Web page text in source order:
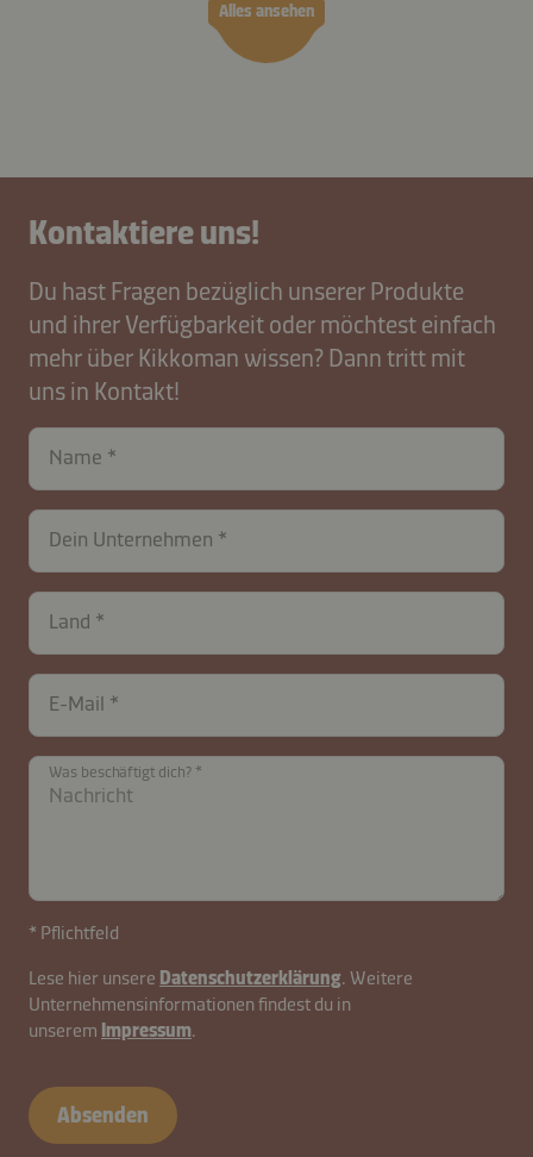
Alles ansehen
Kontaktiere uns!
Du hast Fragen bezüglich unserer Produkte
und ihrer Verfügbarkeit oder möchtest einfach
mehr über Kikkoman wissen? Dann tritt mit
uns in Kontakt!
Name
contactDE-
B2B-
27845-
GmV0HLUpKlWsnQcxYg
Dein Unternehmen
Land
E-Mail
Was beschäftigt dich?
* Pflichtfeld
Lese hier unsere Datenschutzerklärung. Weitere
Unternehmensinformationen findest du in
unserem Impressum.
Absenden